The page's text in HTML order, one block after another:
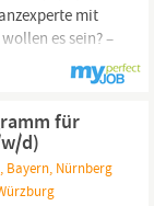
mit
es sein? –
in Meinheim,
steht
für
d)
Bayern, Nürnberg